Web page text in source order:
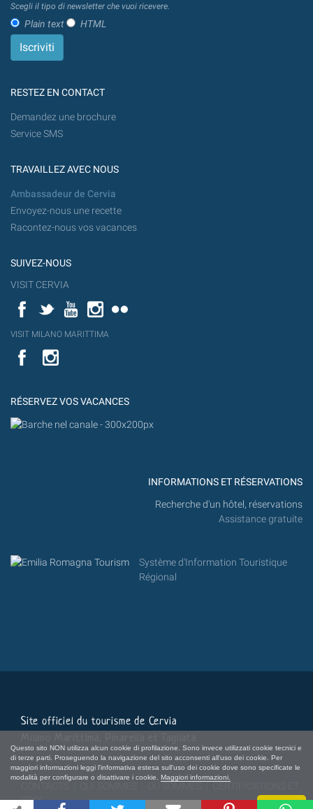
Questo sito NON utilizza alcun cookie di profilazione. Sono invece utilizzati cookie tecnici e
di terze parti. Proseguendo la navigazione del sito acconsenti all'uso dei cookie. Per
maggiori informazioni leggi l'informativa estesa sull'uso dei cookie dove sono specificate le
modalità per configurare o disattivare i cookie. Maggiori informazioni.
Chiudi
Scegli il tipo di newsletter che vuoi ricevere.
Plain text HTML
RESTEZ EN CONTACT
Demandez une brochure
Service SMS
TRAVAILLEZ AVEC NOUS
Ambassadeur de Cervia
Envoyez-nous une recette
Racontez-nous vos vacances
SUIVEZ-NOUS
VISIT CERVIA
FacebookTwitterYouTubeInstagram
YouT
VISIT MILANO MARITTIMA
Flick
VISIT
MILANO
YouTube
RÉSERVEZ VOS VACANCES
INFORMATIONS ET RÉSERVATIONS
Recherche d'un hôtel, réservations
Assistance gratuite
Système d'Information Touristique
Régional
Site officiel du tourisme de Cervia
OÙ SOMMES|CERTIFICATIONS ET
PRIX